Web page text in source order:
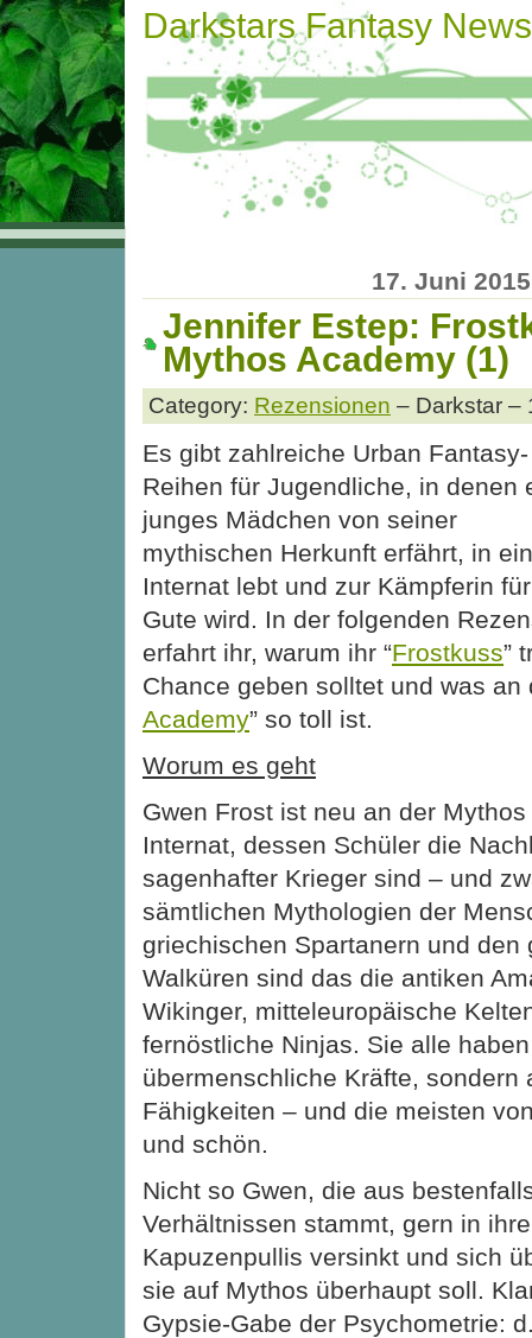
Darkstars Fantasy News
17. Juni 2015
Jennifer Estep:
Mythos Academy (1)
Category: Rezensionen – Darkstar –
Es gibt zahlreiche Urban Fantasy-
Reihen für Jugendliche, in denen
junges Mädchen von seiner
mythischen Herkunft erfährt, in
Internat lebt und zur Kämpferin
Gute wird. In der folgenden
erfahrt ihr, warum ihr “Frostkuss”
Chance geben solltet und was an
Academy” so toll ist.
Worum es geht
Gwen Frost ist neu an der
Internat, dessen Schüler die
sagenhafter Krieger sind – und
sämtlichen Mythologien der
griechischen Spartanern und den
Walküren sind das die antiken
Wikinger, mitteleuropäische
fernöstliche Ninjas. Sie alle
übermenschliche Kräfte, sondern
Fähigkeiten – und die meisten
und schön.
Nicht so Gwen, die aus
Verhältnissen stammt, gern in
Kapuzenpullis versinkt und sich
sie auf Mythos überhaupt soll.
Gypsie-Gabe der Psychometrie: